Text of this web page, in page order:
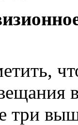
три